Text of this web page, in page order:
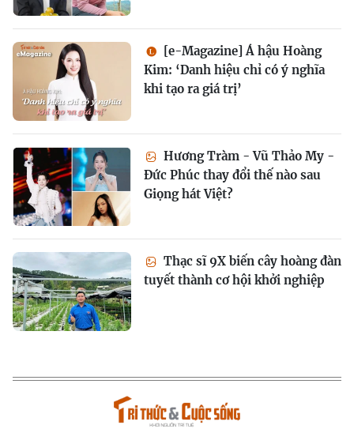
[e-Magazine] Á hậu Hoàng
Kim: ‘Danh hiệu chỉ có ý nghĩa
khi tạo ra giá trị’
Hương Tràm - Vũ Thảo My -
Đức Phúc thay đổi thế nào sau
Giọng hát Việt?
Thạc sĩ 9X biến cây hoàng đàn
tuyết thành cơ hội khởi nghiệp